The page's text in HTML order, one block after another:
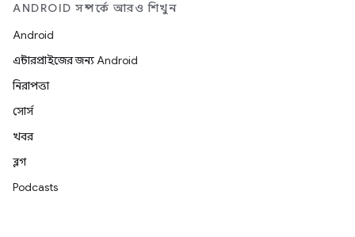
ANDROID সম্পর্কে আরও শিখুন
Android
এন্টারপ্রাইজের জন্য Android
নিরাপত্তা
সোর্স
খবর
ব্লগ
Podcasts